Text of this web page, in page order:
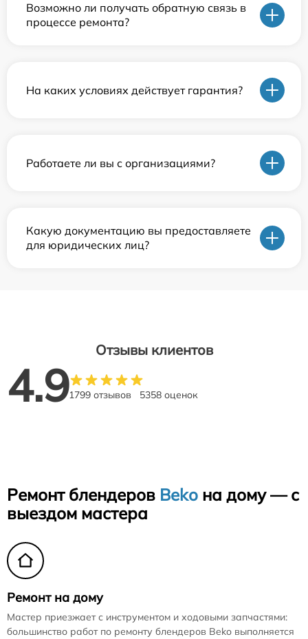
Возможно ли получать обратную связь в
процессе ремонта?
На каких условиях действует гарантия?
Работаете ли вы с организациями?
Какую документацию вы предоставляете
для юридических лиц?
Отзывы клиентов
4.91799 отзывов 5358 оценок
Ремонт блендеров Beko на дому — с
выездом мастера
Ремонт на дому
Мастер приезжает с инструментом и ходовыми запчастями:
большинство работ по ремонту блендеров Beko выполняется